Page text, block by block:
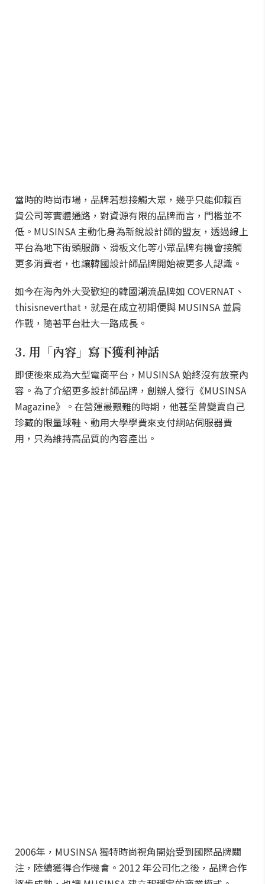
當時的時尚市場，品牌若想接觸大眾，幾乎只能仰賴百
貨公司等實體通路，對資源有限的品牌而言，門檻並不
低。MUSINSA 主動化身為新銳設計師的盟友，透過線上
平台為地下街頭服飾、滑板文化等小眾品牌有機會接觸
更多消費者，也讓韓國設計師品牌開始被更多人認識。
如今在海內外大受歡迎的韓國潮流品牌如 COVERNAT、
thisisneverthat，就是在成立初期便與 MUSINSA 並肩
作戰，隨著平台壯大一路成長。
3. 用「內容」寫下獲利神話
即使後來成為大型電商平台，MUSINSA 始終沒有放棄內
容。為了介紹更多設計師品牌，創辦人發行《MUSINSA
Magazine》。在營運最艱難的時期，他甚至曾變賣自己
珍藏的限量球鞋、動用大學學費來支付網站伺服器費
用，只為維持高品質的內容產出。
2006年，MUSINSA 獨特時尚視角開始受到國際品牌關
注，陸續獲得合作機會。2012 年公司化之後，品牌合作